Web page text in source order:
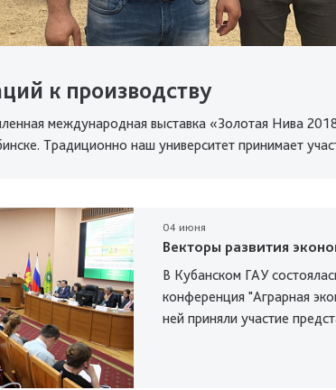
к производству
международная выставка «Золотая Нива
Традиционно наш университет принимает
04 июня
Векторы развития
В Кубанском ГАУ
конференция "Аграрная
ней приняли участие